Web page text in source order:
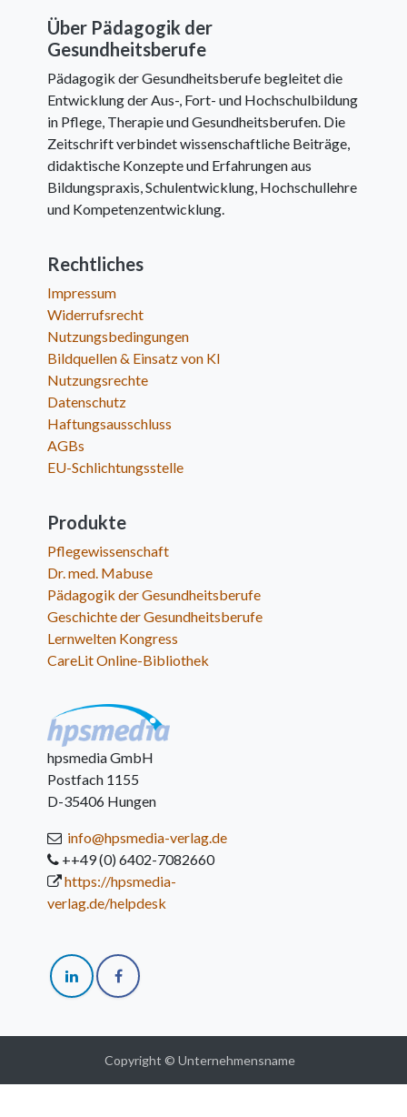
Über Pädagogik der
Gesundheitsberufe
Pädagogik der Gesundheitsberufe begleitet die
Entwicklung der Aus-, Fort- und Hochschulbildung
in Pflege, Therapie und Gesundheitsberufen. Die
Zeitschrift verbindet wissenschaftliche Beiträge,
didaktische Konzepte und Erfahrungen aus
Bildungspraxis, Schulentwicklung, Hochschullehre
und Kompetenzentwicklung.
Rechtliches
Impressum
Widerrufsrecht
Nutzungsbedingungen
Bildquellen & Einsatz von KI
Nutzungsrechte
Datenschutz
Haftungsausschluss
AGBs
EU-Schlichtungsstelle
Produkte
Pflegewissenschaft
Dr. med. Mabuse
Pädagogik der Gesundheitsberufe
Geschichte der Gesundheitsberufe
Lernwelten Kongress
CareLit Online-Bibliothek
hpsmedia GmbH
Postfach 1155
D-35406 Hungen
info@hpsmedia-verlag.de
++49 (0) 6402-7082660
https://hpsmedia-
verlag.de/helpdesk
Copyright © Unternehmensname